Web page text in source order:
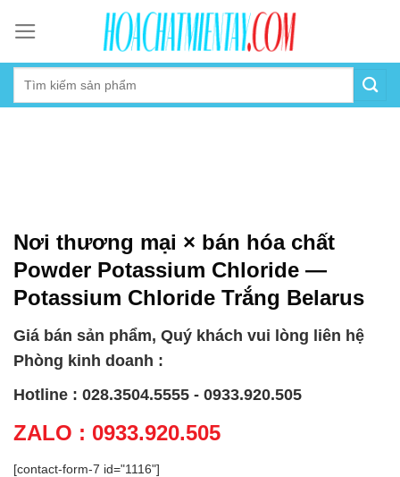
content
Nơi thương mại × bán hóa chất
Powder Potassium Chloride —
Potassium Chloride Trắng Belarus
Giá bán sản phẩm, Quý khách vui lòng liên hệ
Phòng kinh doanh :
Hotline : 028.3504.5555 - 0933.920.505
ZALO : 0933.920.505
[contact-form-7 id="1116"]